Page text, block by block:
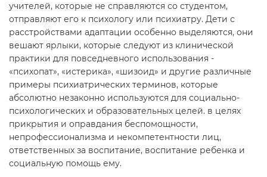
учителей, которые не справляются со студентом,
отправляют его к психологу или психиатру. Дети с
расстройствами адаптации особенно выделяются, они
вешают ярлыки, которые следуют из клинической
практики для повседневного использования -
«психопат», «истерика», «шизоид» и другие различные
примеры психиатрических терминов, которые
абсолютно незаконно используются для социально-
психологических и образовательных целей. в целях
прикрытия и оправдания беспомощности,
непрофессионализма и некомпетентности лиц,
ответственных за воспитание, воспитание ребенка и
социальную помощь ему.